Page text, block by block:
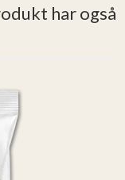
har også